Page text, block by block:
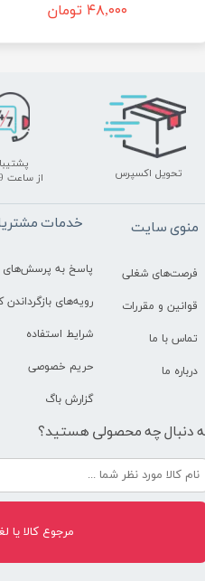
۴۸,۰۰۰ تومان
تحویل اکسپرس
​​​​​​​از ساعت 9 تا 18
خدمات
پاسخ به پرسش‌های
رویه‌های بازگرداندن
شرایط استفاده
حریم خصوصی
گزارش باگ
منوی سایت
فرصت‌های شغلی
قوانین و مقررات
تماس با ما
درباره ما
دنبال چه محصولی هستید؟
مرجوع کالا یا